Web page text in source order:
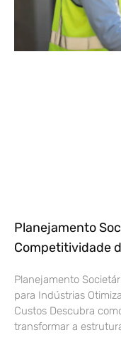
Planejamento
Competitividade
Planejamento
para Indústrias
Custos Descubra
transformar a